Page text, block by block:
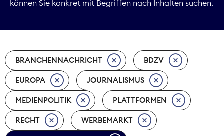
Marktdaten
Nachhaltigkeit
Nachwuchs
Nova Award
können Sie konkret mit Begriffen nach Inhalten suchen.
BRANCHENNACHRICHT BDZV
EUROPA JOURNALISMUS
MEDIENPOLITIK PLATTFORMEN
RECHT WERBEMARKT